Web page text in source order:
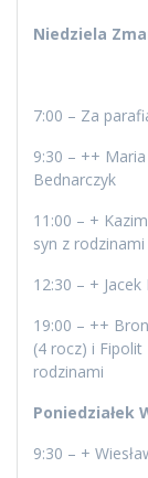
Niedziela
7:00 – Za
9:30 – ++
Bednarczyk
11:00 – +
syn z rodzinami
12:30 – +
19:00 – ++
(4 rocz) i
rodzinami
Poniedziałek
9:30 – +